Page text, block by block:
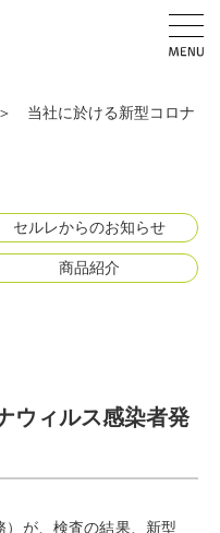
当社に於ける新型コロナ
セルレからのお知らせ
商品紹介
ウィルス感染者発
）が、検査の結果、新型